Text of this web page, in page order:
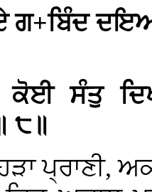
ਗ+ਬਿੰਦ
ਕੋਈ ਸੰਤੁ
੮॥
ਪ੍ਰਾਣੀ,